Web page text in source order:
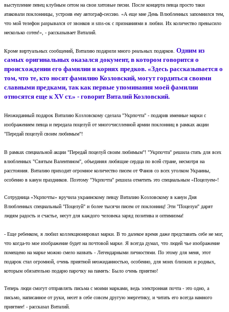
выступление певец клубным сетом на свои хитовые песни. После концерта певца просто таки
атаковали поклонницы, устроив ему автограф-сессию. «А еще мне День Влюбленных запомнился тем,
что мой телефон разрывался от звонков и sms-ок с признаниями в любви. Их количество превысило
несколько сотен!», - рассказывает Виталий.
Кроме виртуальных сообщений, Виталию подарили много реальных подарков. Одним из
самых оригинальных оказался документ, в котором говорится о
происхождении его фамилии и корнях предков. «Здесь рассказывается о
том, что те, кто носят фамилию Козловский, могут гордиться своими
славными предками, так как первые упоминания моей фамилии
относятся еще к XV ст.» - говорит Виталий Козловский.
Неожиданный подарок Виталию Козловскому сделала "Укрпочта" - подарив именные марки с
изображением певца и передала поцелуй от многочислленной армии поклонниц в рамках акции
"Передай поцелуй своим любимым"!
В рамках специальной акции "Передай поцелуй своим любимым"! "Укрпочта" решила стать для всех
влюбленных "Святым Валентином", объединяя любящие сердца по всей стране, несмотря на
расстояния. Виталию приходит огромное количество писем от Фанов со всех уголком Украины,
особенно в канун праздников. Поэтому "Укрпочта" решила отметить это специальным «Поцелуем»!
Сотрудница «Укрпочты» вручила украинскому певцу Виталию Козловскому в канун Дня
Влюбленных специальный "Поцелуй" и более тысячи писем от поклонниц! Эти "Поцелуи" дарят
людям радость и счастье, несут для каждого человека заряд позитива и оптимизма!
- Еще ребенком, я любил коллекционировал марки. В то далекое время даже представить себе не мог,
что когда-то мое изображение будет на почтовой марке. Я всегда думал, что людей чье изображение
помещено на марке можно смело назвать - Легендарными личностями. По этому для меня, этот
подарок стал огромной, очень приятной неожиданностью, особенно, для моих близких и родных,
которым обязательно подарю парочку на память: Было очень приятно!
Теперь люди смогут отправлять письма с моими марками, ведь электронная почта - это одно, а
письмо, написанное от руки, несет в себе совсем другую энергетику, и читать его всегда намного
приятнее! - рассказал Виталий.